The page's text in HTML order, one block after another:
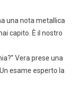
una nota metallica
capito. È il nostro
Vera prese una
esame esperto la